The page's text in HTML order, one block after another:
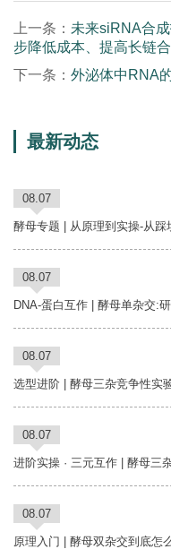
上一条： 未来siRNA合
步降低成本、提高长链
下一条： 外泌体中RNA
最新动态
08.07
酵母专题 | 从原理到实操-从
08.07
DNA-蛋白互作 | 酵母单杂交:
08.07
选型进阶 | 酵母三杂竞争性实
08.07
进阶实操 · 三元互作 | 酵母三
08.07
原理入门 | 酵母双杂交到底怎